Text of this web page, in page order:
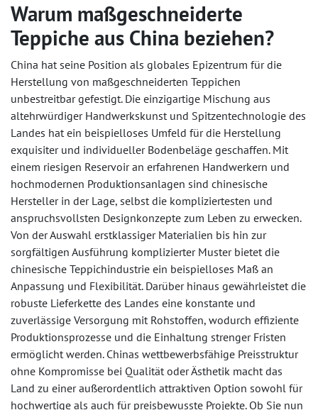
Warum maßgeschneiderte
Teppiche aus China beziehen?
China hat seine Position als globales Epizentrum für die
Herstellung von maßgeschneiderten Teppichen
unbestreitbar gefestigt. Die einzigartige Mischung aus
altehrwürdiger Handwerkskunst und Spitzentechnologie des
Landes hat ein beispielloses Umfeld für die Herstellung
exquisiter und individueller Bodenbeläge geschaffen. Mit
einem riesigen Reservoir an erfahrenen Handwerkern und
hochmodernen Produktionsanlagen sind chinesische
Hersteller in der Lage, selbst die kompliziertesten und
anspruchsvollsten Designkonzepte zum Leben zu erwecken.
Von der Auswahl erstklassiger Materialien bis hin zur
sorgfältigen Ausführung komplizierter Muster bietet die
chinesische Teppichindustrie ein beispielloses Maß an
Anpassung und Flexibilität. Darüber hinaus gewährleistet die
robuste Lieferkette des Landes eine konstante und
zuverlässige Versorgung mit Rohstoffen, wodurch effiziente
Produktionsprozesse und die Einhaltung strenger Fristen
ermöglicht werden. Chinas wettbewerbsfähige Preisstruktur
ohne Kompromisse bei Qualität oder Ästhetik macht das
Land zu einer außerordentlich attraktiven Option sowohl für
hochwertige als auch für preisbewusste Projekte. Ob Sie nun